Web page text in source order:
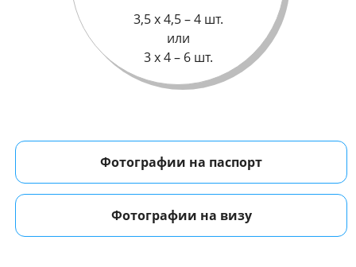
3,5 х 4,5 – 4 шт.
или
3 х 4 – 6 шт.
Фотографии на паспорт
Фотографии на визу